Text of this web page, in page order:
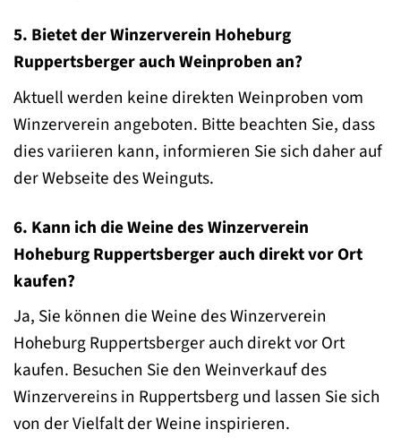
5. Bietet der Winzerverein Hoheburg
Ruppertsberger auch Weinproben an?
Aktuell werden keine direkten Weinproben vom
Winzerverein angeboten. Bitte beachten Sie, dass
dies variieren kann, informieren Sie sich daher auf
der Webseite des Weinguts.
6. Kann ich die Weine des Winzerverein
Hoheburg Ruppertsberger auch direkt vor Ort
kaufen?
Ja, Sie können die Weine des Winzerverein
Hoheburg Ruppertsberger auch direkt vor Ort
kaufen. Besuchen Sie den Weinverkauf des
Winzervereins in Ruppertsberg und lassen Sie sich
von der Vielfalt der Weine inspirieren.